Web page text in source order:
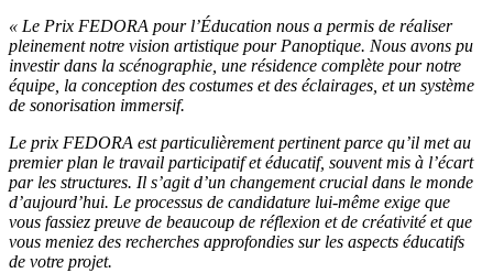
« Le Prix FEDORA pour l’Éducation nous a permis de réaliser
pleinement notre vision artistique pour Panoptique. Nous avons pu
investir dans la scénographie, une résidence complète pour notre
équipe, la conception des costumes et des éclairages, et un système
de sonorisation immersif.
Le prix FEDORA est particulièrement pertinent parce qu’il met au
premier plan le travail participatif et éducatif, souvent mis à l’écart
par les structures. Il s’agit d’un changement crucial dans le monde
d’aujourd’hui. Le processus de candidature lui-même exige que
vous fassiez preuve de beaucoup de réflexion et de créativité et que
vous meniez des recherches approfondies sur les aspects éducatifs
de votre projet.